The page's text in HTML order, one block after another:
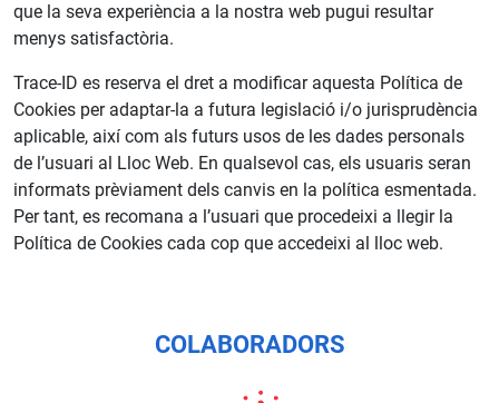
que la seva experiència a la nostra web pugui resultar
menys satisfactòria.
Trace-ID es reserva el dret a modificar aquesta Política de
Cookies per adaptar-la a futura legislació i/o jurisprudència
aplicable, així com als futurs usos de les dades personals
de l’usuari al Lloc Web. En qualsevol cas, els usuaris seran
informats prèviament dels canvis en la política esmentada.
Per tant, es recomana a l’usuari que procedeixi a llegir la
Política de Cookies cada cop que accedeixi al lloc web.
COLABORADORS